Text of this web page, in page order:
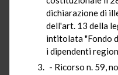
dichiarazione di
dell'art. 13 della
intitolata "Fondo
i dipendenti
- Ricorso n. 59,